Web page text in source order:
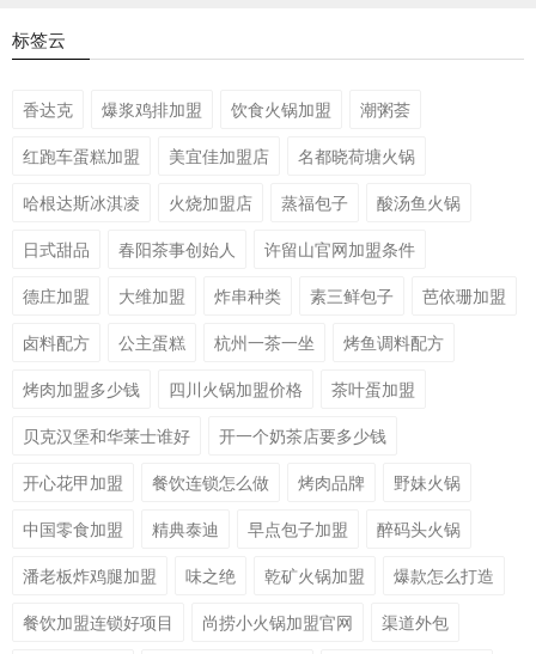
标签云
香达克 爆浆鸡排加盟 饮食火锅加盟
潮粥荟
红跑车蛋糕加盟
美宜佳加盟店
名都晓荷塘火锅
哈根达斯冰淇凌
火烧加盟店 蒸福包子
酸汤鱼火锅
日式甜品
春阳茶事创始人
许留山官网加盟条件
德庄加盟
大维加盟 炸串种类 素三鲜包子
芭依珊加盟
卤料配方
公主蛋糕 杭州一茶一坐
烤鱼调料配方
烤肉加盟多少钱
四川火锅加盟价格
茶叶蛋加盟
贝克汉堡和华莱士谁好
开一个奶茶店要多少钱
开心花甲加盟
餐饮连锁怎么做 烤肉品牌
野妹火锅
中国零食加盟
精典泰迪 早点包子加盟
醉码头火锅
潘老板炸鸡腿加盟
味之绝 乾矿火锅加盟
爆款怎么打造
餐饮加盟连锁好项目
尚捞小火锅加盟官网
渠道外包